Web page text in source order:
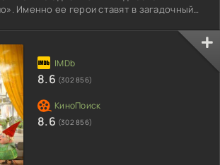
Именно ее герои ставят в загадочный
случайно призвали в
Эдди. Чудаковатый молодой
тайной страны Обливио и не намерен
путешественник осваивается в новом
8.6 (302 856)
8.6 (302 856)